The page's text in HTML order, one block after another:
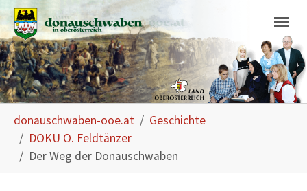
Skip to main navigation
Skip to main content
Skip to page footer
donauschwaben-ooe.at
Geschichte
DOKU O. Feldtänzer
Der Weg der Donauschwaben